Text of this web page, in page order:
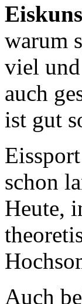
warum
viel
auch
ist gut
schon
Heute,
Auch